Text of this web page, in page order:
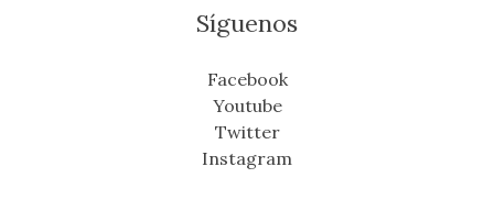
Síguenos
Facebook
Youtube
Twitter
Instagram